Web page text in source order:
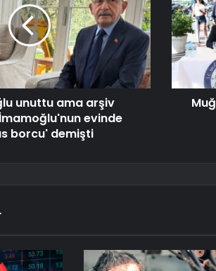
unuttu ama arşiv
evinde
borcu' demişti